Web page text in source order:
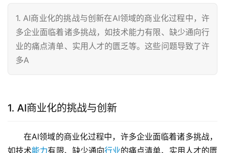
1. AI商业化的挑战与创新在AI领域的商业化过程中，许
多企业面临着诸多挑战，如技术能力有限、缺少通向行
业的痛点清单、实用人才的匮乏等。这些问题导致了许
多A
1. AI商业化的挑战与创新
在AI领域的商业化过程中，许多企业面临着诸多挑战，
如技术能力有限、缺少通向行业的痛点清单、实用人才的匮